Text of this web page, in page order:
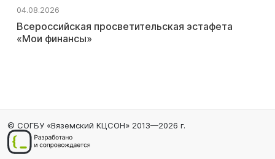
04.08.2026
Всероссийская просветительская эстафета
«Мои финансы»
© СОГБУ «Вяземский КЦСОН» 2013—2026 г.